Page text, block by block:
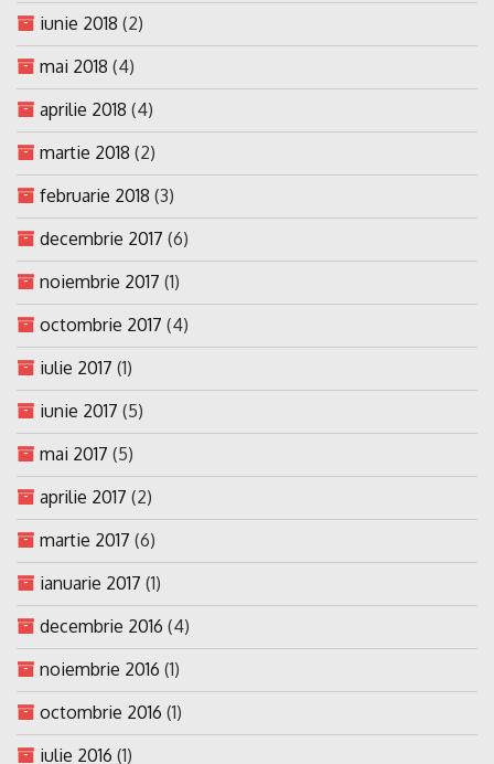
iunie 2018 (2)
mai 2018 (4)
aprilie 2018 (4)
martie 2018 (2)
februarie 2018 (3)
decembrie 2017 (6)
noiembrie 2017 (1)
octombrie 2017 (4)
iulie 2017 (1)
iunie 2017 (5)
mai 2017 (5)
aprilie 2017 (2)
martie 2017 (6)
ianuarie 2017 (1)
decembrie 2016 (4)
noiembrie 2016 (1)
octombrie 2016 (1)
iulie 2016 (1)